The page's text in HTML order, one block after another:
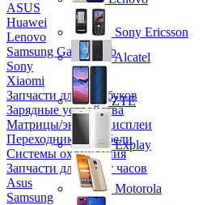
ASUS
Huawei
Lenovo
Samsung Galaxy Tab
Sony
Xiaomi
Запчасти для ноутбуков
Зарядные устройства
Матрицы/экраны/дисплеи
Переходники и кабели
Системы охлаждения
Запчасти для смарт часов
Asus
Samsung
Sony Ericsson
Alcatel
ZTE
Explay
Motorola